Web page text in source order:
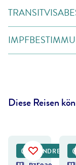
Diese Reisen
DEALRUNDREISE